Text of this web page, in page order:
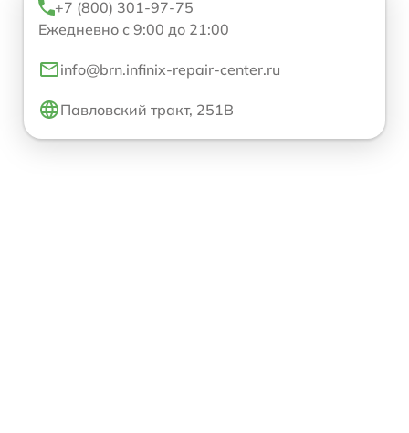
+7 (800) 301-97-75
Ежедневно с 9:00 до 21:00
info@brn.infinix-repair-center.ru
Павловский тракт, 251В